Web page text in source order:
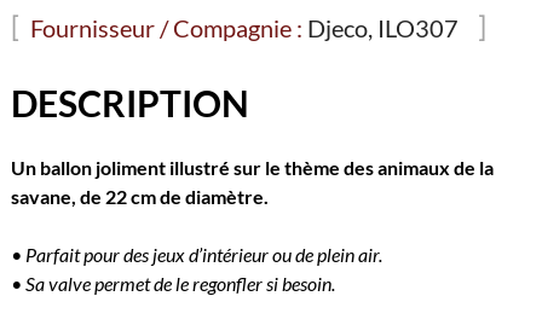
Fournisseur / Compagnie : Djeco, ILO307
DESCRIPTION
Un ballon joliment illustré sur le thème des animaux de la
savane, de 22 cm de diamètre.
• Parfait pour des jeux d’intérieur ou de plein air.
• Sa valve permet de le regonfler si besoin.